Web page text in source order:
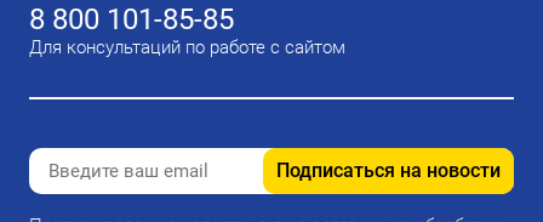
8 800 101-85-85
Для консультаций по работе с сайтом
Подписаться на новости